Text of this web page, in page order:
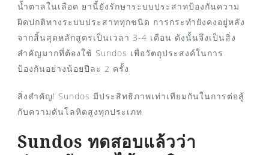
น้ำตาลในเลือด ยานี้ยังรักษาระบบประสาทป้องกันความ
ผิดปกติทางระบบประสาททุกชนิด การกระทำยังคงอยู่หลัง
จากสิ้นสุดหลักสูตรเป็นเวลา 3-4 เดือน ดังนั้นจึงเป็นสิ่ง
สำคัญมากที่ต้องใช้ Sundos เพื่อวัตถุประสงค์ในการ
ป้องกันอย่างน้อยปีละ 2 ครั้ง
สิ่งสำคัญ! Sundos มีประสิทธิภาพเท่าเทียมกันในการต่อสู้
กับความดันโลหิตสูงทุกประเภท
Sundos ทดสอบแล้วว่า